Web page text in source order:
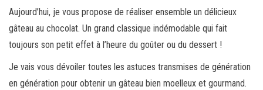
Aujourd’hui, je vous propose de réaliser ensemble un délicieux
gâteau au chocolat. Un grand classique indémodable qui fait
toujours son petit effet à l’heure du goûter ou du dessert !
Je vais vous dévoiler toutes les astuces transmises de génération
en génération pour obtenir un gâteau bien moelleux et gourmand.